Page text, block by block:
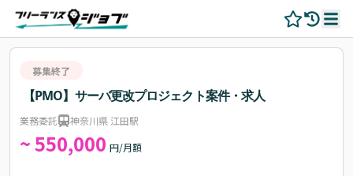
募集終了
【PMO】サーバ更改プロジェクト案件・求人
業務委託 神奈川県 江田駅
~ 550,000 円/月額